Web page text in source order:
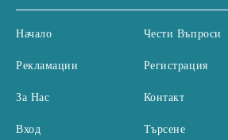
Начало
Рекламации
За Нас
Вход
Чести Въпроси
Регистрация
Контакт
Търсене